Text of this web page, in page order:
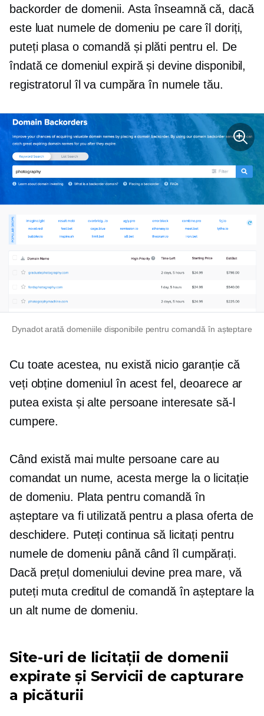
backorder de domenii. Asta înseamnă că, dacă
este luat numele de domeniu pe care îl doriți,
puteți plasa o comandă și plăti pentru el. De
îndată ce domeniul expiră și devine disponibil,
registratorul îl va cumpăra în numele tău.
Dynadot arată domeniile disponibile pentru comandă în așteptare
Cu toate acestea, nu există nicio garanție că
veți obține domeniul în acest fel, deoarece ar
putea exista și alte persoane interesate să-l
cumpere.
Când există mai multe persoane care au
comandat un nume, acesta merge la o licitație
de domeniu. Plata pentru comandă în
așteptare va fi utilizată pentru a plasa oferta de
deschidere. Puteți continua să licitați pentru
numele de domeniu până când îl cumpărați.
Dacă prețul domeniului devine prea mare, vă
puteți muta creditul de comandă în așteptare la
un alt nume de domeniu.
Site-uri de licitații de domenii
expirate și Servicii de capturare
a picăturii